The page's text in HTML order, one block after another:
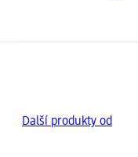
Další produkty od